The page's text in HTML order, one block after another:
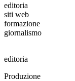
editoria
siti web
formazione
giornalismo
editoria
Produzione